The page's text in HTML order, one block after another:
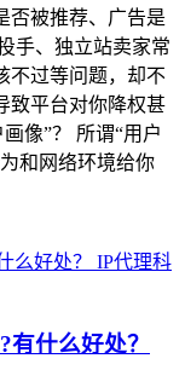
否被推荐、广告是
手、独立站卖家常
不过等问题，却不
致平台对你降权甚
像”？ 所谓“用户
和网络环境给你
IP代理科
什么好处？